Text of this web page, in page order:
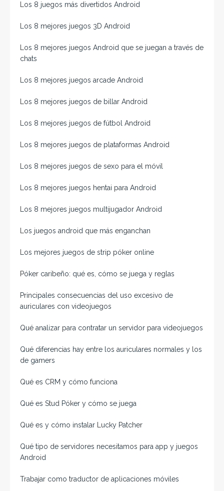
Los 8 juegos más divertidos Android
Los 8 mejores juegos 3D Android
Los 8 mejores juegos Android que se juegan a través de
chats
Los 8 mejores juegos arcade Android
Los 8 mejores juegos de billar Android
Los 8 mejores juegos de fútbol Android
Los 8 mejores juegos de plataformas Android
Los 8 mejores juegos de sexo para el móvil
Los 8 mejores juegos hentai para Android
Los 8 mejores juegos multijugador Android
Los juegos android que más enganchan
Los mejores juegos de strip póker online
Póker caribeño: qué es, cómo se juega y reglas
Principales consecuencias del uso excesivo de
auriculares con videojuegos
Qué analizar para contratar un servidor para videojuegos
Qué diferencias hay entre los auriculares normales y los
de gamers
Qué es CRM y cómo funciona
Qué es Stud Póker y cómo se juega
Qué es y cómo instalar Lucky Patcher
Qué tipo de servidores necesitamos para app y juegos
Android
Trabajar como traductor de aplicaciones móviles